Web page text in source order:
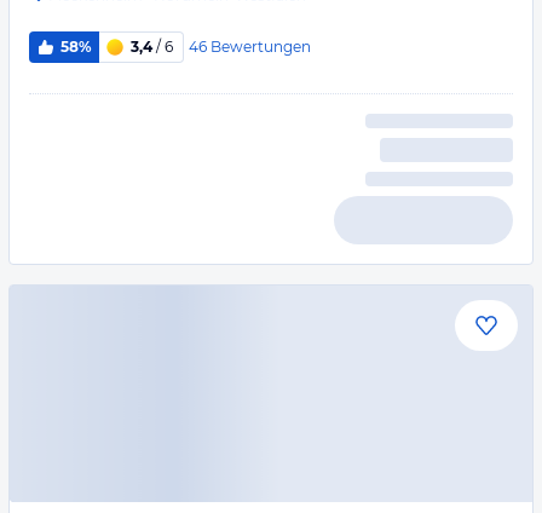
58% 3,4/ 6 46 Bewertungen